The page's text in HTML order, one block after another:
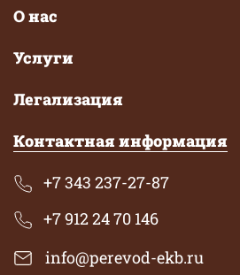
О нас
Услуги
Легализация
Контактная информация
+7 343 237-27-87
+7 912 24 70 146
info@perevod-ekb.ru